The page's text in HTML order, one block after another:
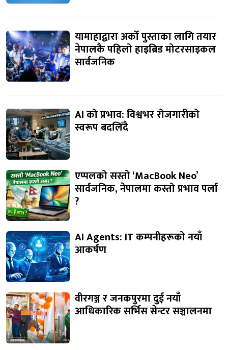
यामाहाद्वारा अर्को पुस्ताका लागि तयार
नेपालकै पहिलो हाइब्रिड मोटरसाइकल
सार्वजनिक
AI को प्रभाव: विश्वभर रोजगारीको
स्वरूप बदलिँदै
एप्पलको सस्तो ‘MacBook Neo’
सार्वजनिक, नेपालमा कस्तो प्रभाव पर्ला
?
AI Agents: IT कम्पनीहरूको नयाँ
आकर्षण
वीरगञ्ज र जनकपुरमा दुई नयाँ
आधिकारिक सर्भिस सेन्टर सञ्चालनमा